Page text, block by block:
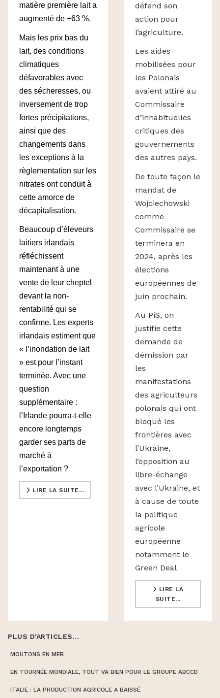
matière première lait a
augmenté de +63 %.
Mais les prix bas du
lait, des conditions
climatiques
défavorables avec
des sécheresses, ou
inversement de trop
fortes précipitations,
ainsi que des
changements dans
les exceptions à la
règlementation sur les
nitrates ont conduit à
cette amorce de
décapitalisation.
Beaucoup d’éleveurs
laitiers irlandais
réfléchissent
maintenant à une
vente de leur cheptel
devant la non-
rentabilité qui se
confirme. Les experts
irlandais estiment que
« l’inondation de lait
» est pour l’instant
terminée. Avec une
question
supplémentaire :
l’Irlande pourra-t-elle
encore longtemps
garder ses parts de
marché à
l’exportation ?
LIRE LA SUITE...
défend son
action pour
l’agriculture.
Les aides
mobilisées pour
les Polonais
avaient attiré au
Commissaire
d’inhabituelles
critiques des
gouvernements
des autres pays.
De toute façon le
mandat de
Wojciechowski
comme
Commissaire se
terminera en
2024, après les
élections
européennes de
juin prochain.
Au PiS, on
justifie cette
demande de
démission par
les
manifestations
des agriculteurs
polonais qui ont
bloqué les
frontières avec
l’Ukraine,
l’opposition au
libre-échange
avec l’Ukraine, et
à cause de toute
la politique
agricole
européenne
notamment le
Green Deal
LIRE LA
SUITE...
PLUS D'ARTICLES...
MOUTONS EN MER
EN TOURNÉE MONDIALE, TOUT VA BIEN POUR LE GROUPE ABCCD
ITALIE : LA PRODUCTION AGRICOLE A BAISSÉ